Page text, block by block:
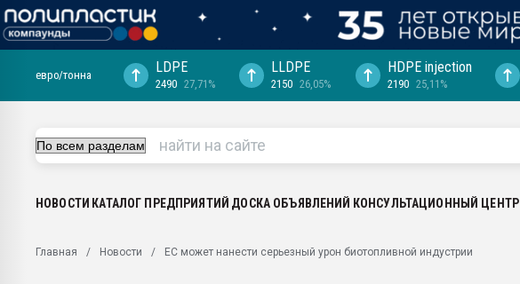
28.07.2026 "Технониколь" довольна
Всё, что касается выдува ПЭТ
Материал поверхности пуансона для
евро/тонна LDPE
2490 27,71%
LLDPE
2150 26,05%
HDPE injection
2190 25,11%
НОВОСТИ КАТАЛОГ ПРЕДПРИЯТИЙ ДОСКА ОБЪЯВЛЕНИЙ КОНСУЛЬТАЦИОННЫЙ ЦЕНТР
Главная Новости ЕС может нанести серьезный урон биотопливной индустрии